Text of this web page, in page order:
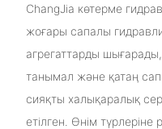
ChangJia көтерме
жоғары сапалы
агрегаттарды шығарады,
танымал және қатаң
сияқты халықаралық
етілген. Өнім түрлеріне